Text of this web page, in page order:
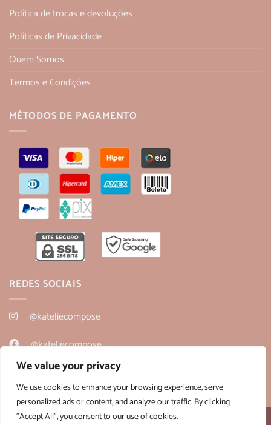
We value your privacy
We use cookies to enhance your browsing experience, serve
personalized ads or content, and analyze our traffic. By clicking
"Accept All", you consent to our use of cookies.
Política de trocas e devoluções
Políticas de Privacidade
Quem Somos
Termos e Condições
MÉTODOS DE PAGAMENTO
REDES SOCIAIS
@kateliecompose
@kateliecompose
@kateliecompose